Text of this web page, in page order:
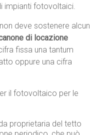
impianti fotovoltaici.
deve sostenere alcun
di locazione
fissa una tantum
oppure una cifra
il fotovoltaico per le
proprietaria del tetto